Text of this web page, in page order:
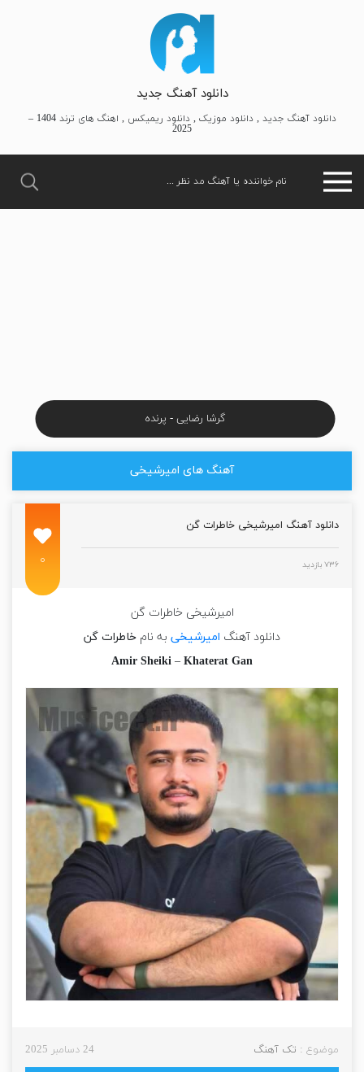
دانلود آهنگ جدید
دانلود آهنگ جدید , دانلود موزیک , دانلود ریمیکس , اهنگ های ترند 1404 –
2025
گرشا رضایی - پرنده
آهنگ های امیرشیخی
دانلود آهنگ امیرشیخی خاطرات گن
۷۳۶ بازدید ۰
امیرشیخی خاطرات گن
دانلود آهنگ امیرشیخی به نام خاطرات گن
Amir Sheiki – Khaterat Gan
موضوع : تک آهنگ 24 دسامبر 2025